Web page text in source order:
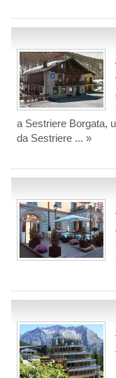
a Sestriere Borgata,
da Sestriere ... »